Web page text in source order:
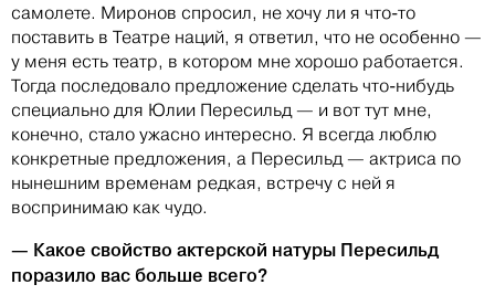
самолете. Миронов спросил, не хочу ли я что-то
поставить в Театре наций, я ответил, что не особенно —
у меня есть театр, в котором мне хорошо работается.
Тогда последовало предложение сделать что-нибудь
специально для Юлии Пересильд — и вот тут мне,
конечно, стало ужасно интересно. Я всегда люблю
конкретные предложения, а Пересильд — актриса по
нынешним временам редкая, встречу с ней я
воспринимаю как чудо.
— Какое свойство актерской натуры Пересильд
поразило вас больше всего?